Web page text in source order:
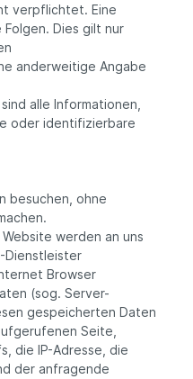
verpflichtet. Eine
Dies gilt nur
anderweitige Angabe
alle Informationen,
oder identifizierbare
besuchen, ohne
werden an uns
Dienstleister
Browser
(sog. Server-
gespeicherten Daten
Seite,
die IP-Adresse, die
der anfragende